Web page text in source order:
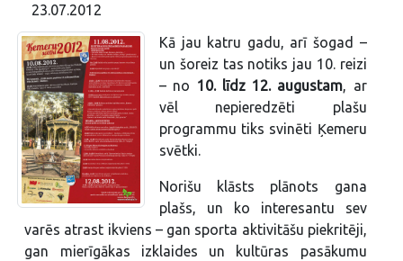
23.07.2012
Kā jau katru gadu, arī šogad –
un šoreiz tas notiks jau 10. reizi
– no 10. līdz 12. augustam, ar
vēl nepieredzēti plašu
programmu tiks svinēti Ķemeru
svētki.
Norišu klāsts plānots gana
plašs, un ko interesantu sev
varēs atrast ikviens – gan sporta aktivitāšu piekritēji,
gan mierīgākas izklaides un kultūras pasākumu